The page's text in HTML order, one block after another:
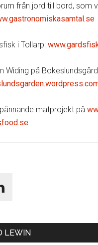
från jord till bord, som
i Tollarp:
Widing på
matprojekt på
LEWIN